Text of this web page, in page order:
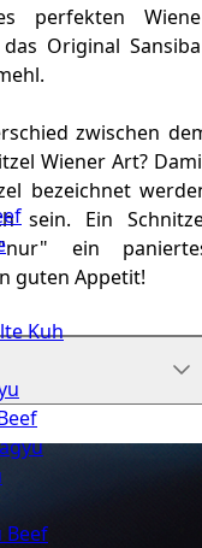
Kuh
Beef
perfekten
Original
zwischen
Wiener Art?
bezeichnet
sein. Ein
ein
guten Appetit!